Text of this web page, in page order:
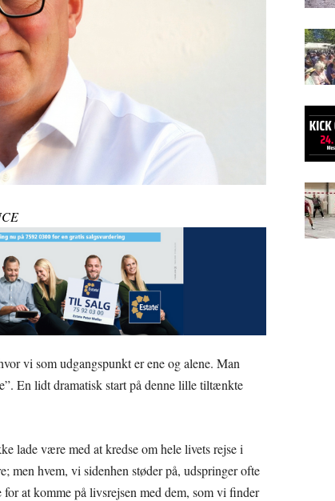
vi som udgangspunkt er ene og alene. Man
En lidt dramatisk start på denne lille tiltænkte
lade være med at kredse om hele livets rejse i
hvem, vi sidenhen støder på, udspringer ofte
at komme på livsrejsen med dem, som vi finder